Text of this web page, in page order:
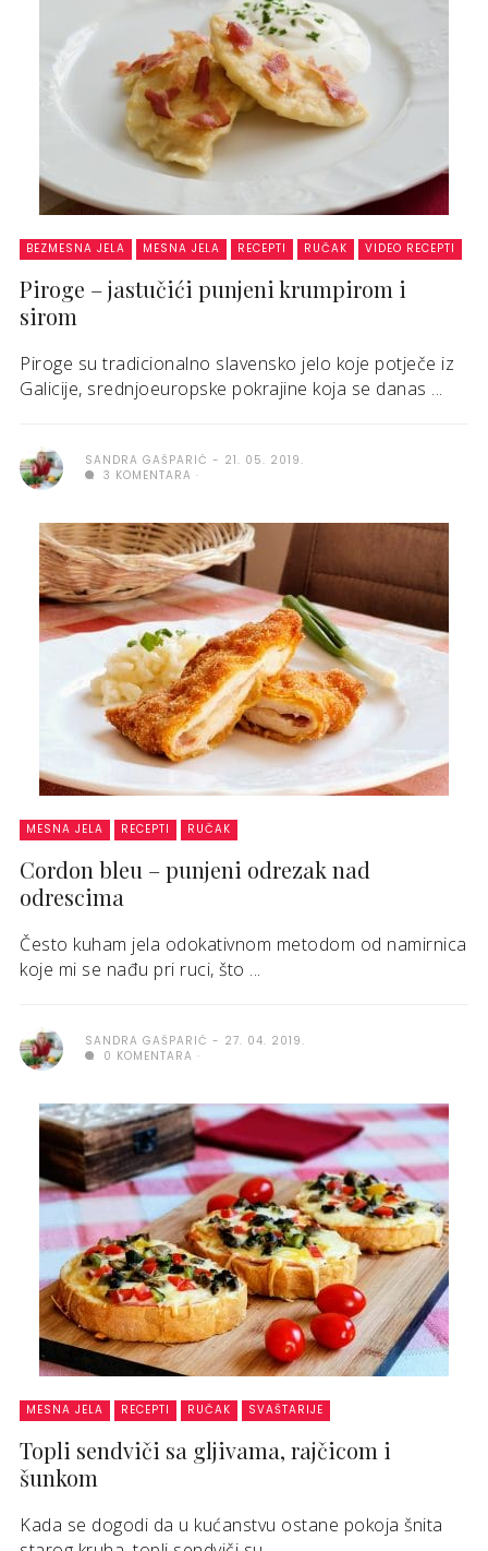
BEZMESNA JELA MESNA JELA RECEPTI RUČAK VIDEO RECEPTI
Piroge – jastučići punjeni krumpirom i
sirom
Piroge su tradicionalno slavensko jelo koje potječe iz
Galicije, srednjoeuropske pokrajine koja se danas ...
SANDRA GAŠPARIĆ
21. 05. 2019.
3 KOMENTARA
MESNA JELA RECEPTI RUČAK
Cordon bleu – punjeni odrezak nad
odrescima
Često kuham jela odokativnom metodom od namirnica
koje mi se nađu pri ruci, što ...
SANDRA GAŠPARIĆ
27. 04. 2019.
0 KOMENTARA
MESNA JELA RECEPTI RUČAK SVAŠTARIJE
Topli sendviči sa gljivama, rajčicom i
šunkom
Kada se dogodi da u kućanstvu ostane pokoja šnita